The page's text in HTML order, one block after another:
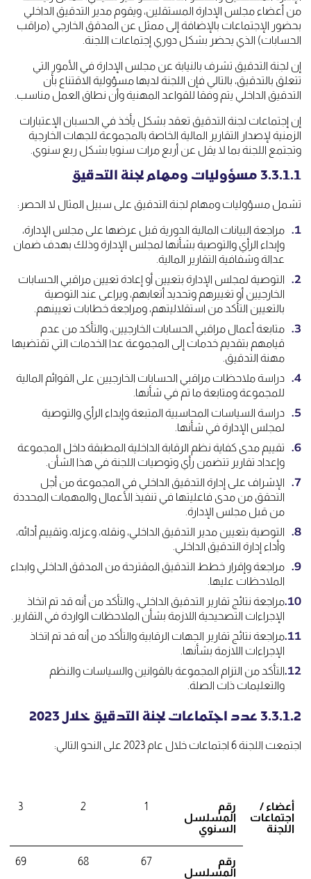
من أعضاء مجلس الإدارة المستقلين، ويقوم مدير التدقيق الداخلي
بحضور الإجتماعات بالإضافة إلى ممثل عن المدقق الخارجي (مراقب
الحسابات) الذي يحضر بشكل دوري إجتماعات اللجنة.
إن لجنة التدقيق تشرف بالنيابة عن مجلس الإدارة في الأمور التي
تتعلق بالتدقيق، بالتالي فإن اللجنة لديها مسؤولية الاقتناع بأن
التدقيق الداخلي يتم وفقا للقواعد المهنية وأن نطاق العمل مناسب.
إن إجتماعات لجنة التدقيق تعقد بشكل يأخذ في الحسبان الإعتبارات
الزمنية لإصدار التقارير المالية الخاصة بالمجموعة للجهات الخارجية
وتجتمع اللجنة بما لا يقل عن أربع مرات سنويا بشكل ربع سنوي.
3.3.1.1 مسؤوليات ومهام لجنة التدقيق
تشمل مسؤوليات ومهام لجنة التدقيق على سبيل المثال لا الحصر:
مراجعة البيانات المالية الدورية قبل عرضها على مجلس الإدارة،
وإبداء الرأي والتوصية بشأنها لمجلس الإدارة وذلك بهدف ضمان
عدالة وشفافية التقارير المالية.
التوصية لمجلس الإدارة بتعيين أو إعادة تعيين مراقبي الحسابات
الخارجيين أو تغييرهم وتحديد أتعابهم، ويراعى عند التوصية
بالتعيين التأكد من استقلاليتهم، ومراجعة خطابات تعيينهم.
متابعة أعمال مراقبي الحسابات الخارجيين، والتأكد من عدم
قيامهم بتقديم خدمات إلى المجموعة عدا الخدمات التي تقتضيها
مهنة التدقيق.
دراسة ملاحظات مراقبي الحسابات الخارجيين على القوائم المالية
للمجموعة ومتابعة ما تم في شأنها.
دراسة السياسات المحاسبية المتبعة وإبداء الرأي والتوصية
لمجلس الإدارة في شأنها.
تقييم مدى كفاية نظم الرقابة الداخلية المطبقة داخل المجموعة
وإعداد تقارير تتضمن رأي وتوصيات اللجنة في هذا الشأن.
الإشراف على إدارة التدقيق الداخلي في المجموعة من أجل
التحقق من مدى فاعليتها في تنفيذ الأعمال والمهمات المحددة
من قبل مجلس الإدارة.
التوصية بتعيين مدير التدقيق الداخلي، ونقله، وعزله، وتقييم أدائه،
وأداء إدارة التدقيق الداخلي.
مراجعة وإقرار خطط التدقيق المقترحة من المدقق الداخلي وابداء
الملاحظات عليها.
مراجعة نتائج تقارير التدقيق الداخلي، والتأكد من أنه قد تم اتخاذ
الإجراءات التصحيحية اللازمة بشأن الملاحظات الواردة في التقارير.
مراجعة نتائج تقارير الجهات الرقابية والتأكد من أنه قد تم اتخاذ
الإجراءات اللازمة بشأنها.
التأكد من التزام المجموعة بالقوانين والسياسات والنظم
والتعليمات ذات الصلة.
3.3.1.2 عدد اجتماعات لجنة التدقيق خلال 2023
اجتمعت اللجنة 6 اجتماعات خلال عام 2023 على النحو التالي:
أعضاء /
اجتماعات
اللجنة
رقم
المسلسل
السنوي
1
2
3
رقم
المسلسل
67
68
69